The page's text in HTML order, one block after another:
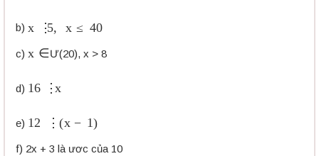
b) ⋮5
c) ∈Ư(20), x > 8
d) 16 ⋮
e) 12 ⋮ x
f) 2x + 3 là ươc của 10